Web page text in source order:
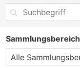
Sammlungsbereich